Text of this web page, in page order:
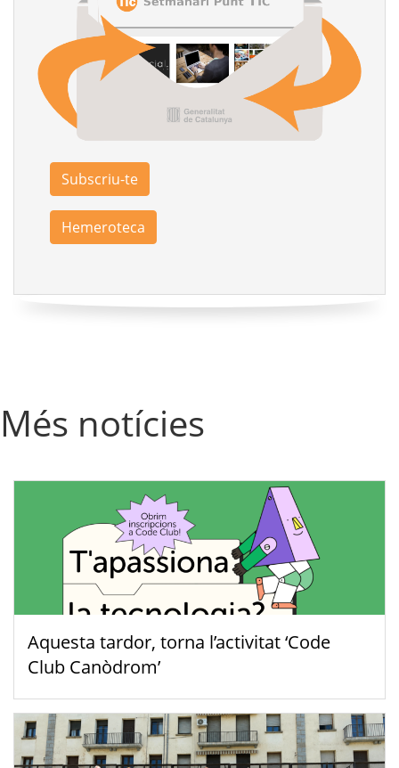
Subscriu-te
Hemeroteca
Més notícies
Aquesta tardor, torna l’activitat ‘Code
Club Canòdrom’